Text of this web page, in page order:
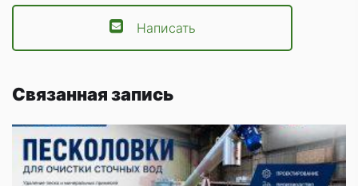
Написать
Связанная запись